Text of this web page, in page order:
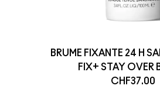
BRUME FIXANTE 24 H
FIX+ STAY OVER
CHF37.00